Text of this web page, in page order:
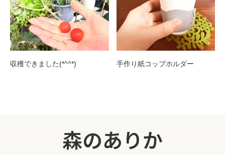
収穫できました(*^^*) 手作り紙コップホルダー
森のありか